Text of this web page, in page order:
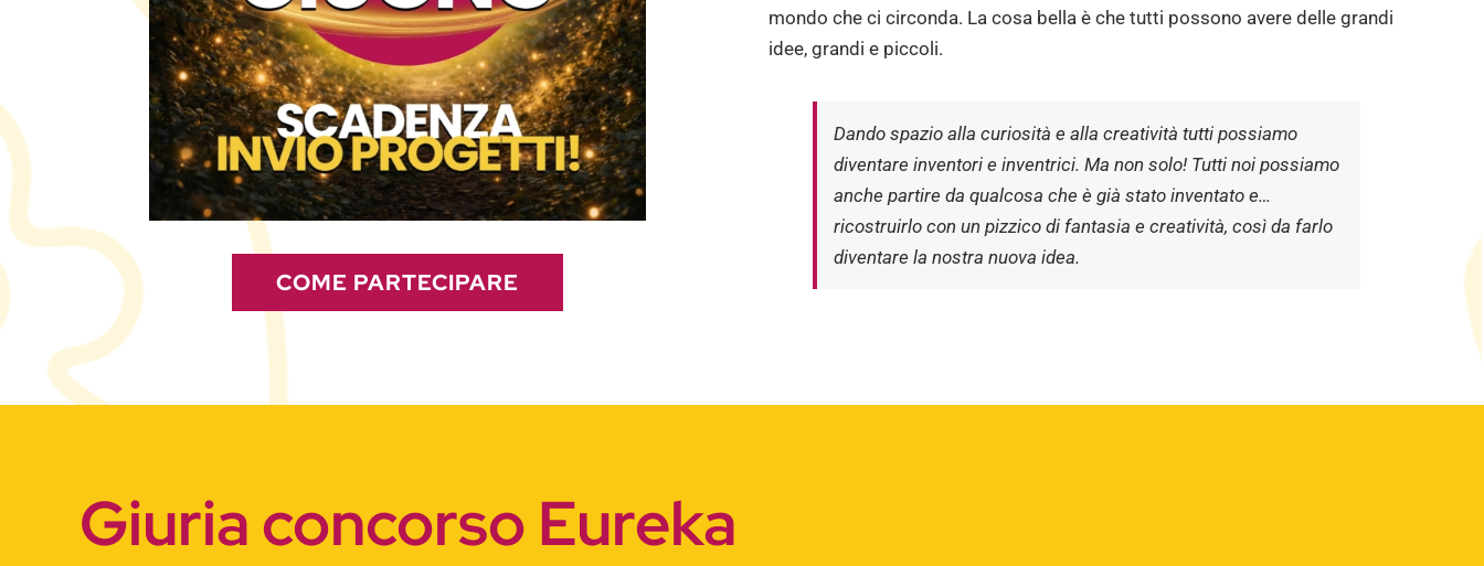
COME PARTECIPARE
mondo che ci circonda. La cosa bella è che tutti possono avere delle grandi
idee, grandi e piccoli.
Dando spazio alla curiosità e alla creatività tutti possiamo
diventare inventori e inventrici. Ma non solo! Tutti noi possiamo
anche partire da qualcosa che è già stato inventato e…
ricostruirlo con un pizzico di fantasia e creatività, così da farlo
diventare la nostra nuova idea.
Giuria concorso Eureka